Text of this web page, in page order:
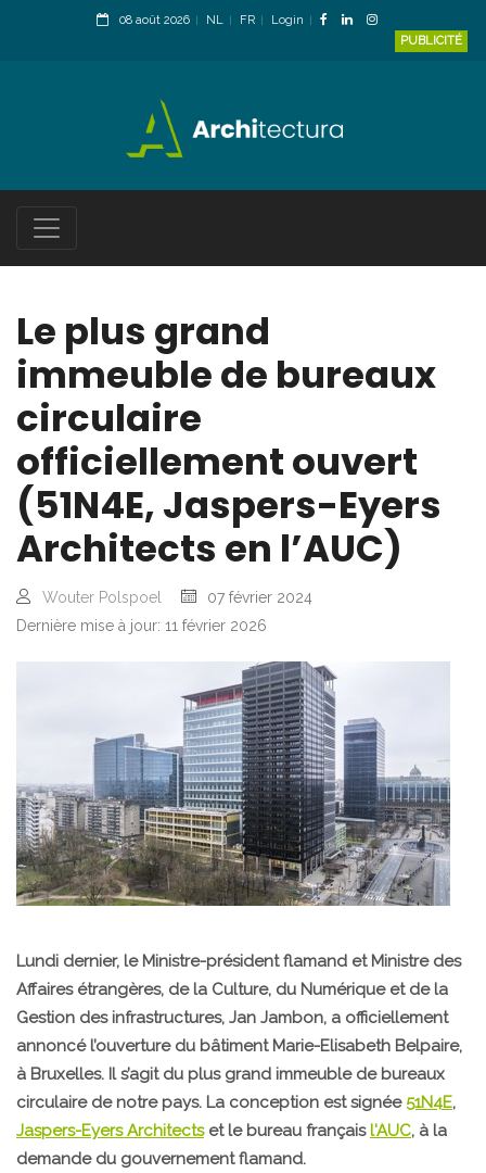
08 août 2026 NL FR
Login
PUBLICITÉ
Le plus grand
immeuble de bureaux
circulaire
officiellement ouvert
(51N4E, Jaspers-Eyers
Architects en l’AUC)
Wouter Polspoel
07 février 2024
Dernière mise à jour: 11 février 2026
Lundi dernier, le Ministre-président flamand et Ministre des
Affaires étrangères, de la Culture, du Numérique et de la
Gestion des infrastructures, Jan Jambon, a officiellement
annoncé l’ouverture du bâtiment Marie-Elisabeth Belpaire,
à Bruxelles. Il s’agit du plus grand immeuble de bureaux
circulaire de notre pays. La conception est signée 51N4E,
Jaspers-Eyers Architectset le bureau françaisl'AUC, à la
demande du gouvernement flamand.